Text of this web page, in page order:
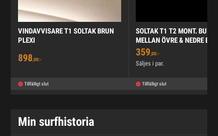
VINDAVVISARE T1 SOLTAK BRUN
PLEXI
898,00:-
Tillfälligt slut
SOLTAK T1 T2 MONT. BULT
MELLAN ÖVRE & NEDRE
359,00:-
Säljes i par.
Tillfälligt slut
Min surfhistoria